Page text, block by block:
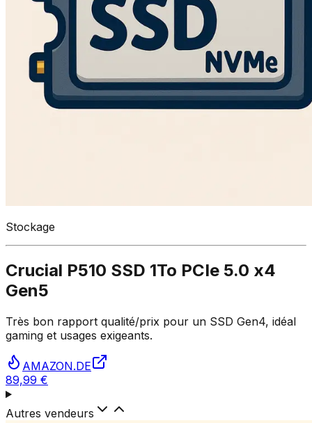
Stockage
Crucial P510 SSD 1To PCIe 5.0 x4
Gen5
Très bon rapport qualité/prix pour un SSD Gen4, idéal
gaming et usages exigeants.
AMAZON.DE
89,99 €
Autres vendeurs